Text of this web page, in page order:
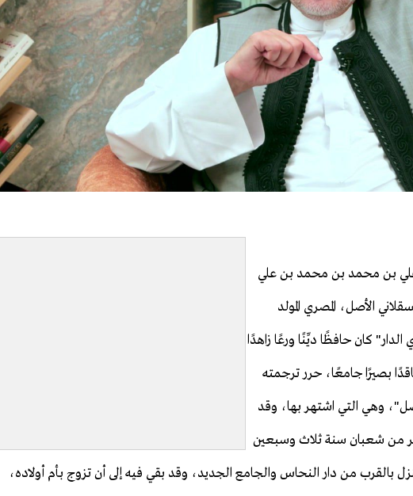
بن محمد بن محمد بن علي
الأصل، المصري المولد
الدار" كان حافظًا ديِّنًا ورعًا زاهدًا
بصيرًا جامعًا، حرر ترجمته
وهي التي اشتهر بها، وقد
من شعبان سنة ثلاث وسبعين
من دار النحاس والجامع الجديد، وقد بقي فيه إلى أن تزوج بأم أولاده،